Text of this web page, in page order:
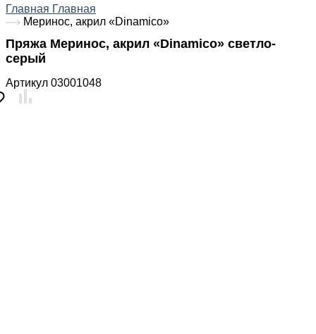
Главная Главная
Меринос, акрил «Dinamico»
Пряжа Меринос, акрил «Dinamico» светло-
серый
Артикул 03001048